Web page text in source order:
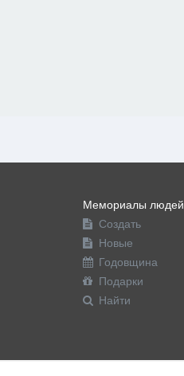
Мемориалы людей
Создать
Новые
Годовщина
Подарки
Найти